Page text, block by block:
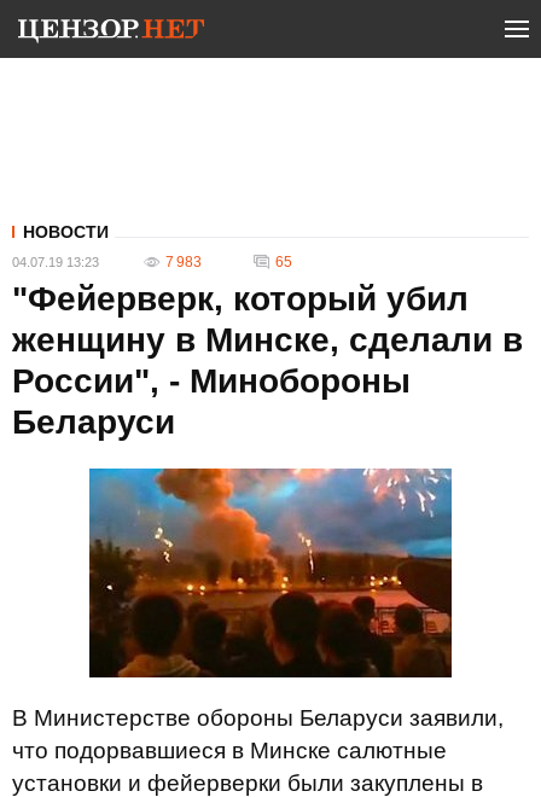
НОВОСТИ
04.07.19 13:23 7 983 65
"Фейерверк, который убил
женщину в Минске, сделали в
России", - Минобороны
Беларуси
В Министерстве обороны Беларуси заявили,
что подорвавшиеся в Минске салютные
установки и фейерверки были закуплены в